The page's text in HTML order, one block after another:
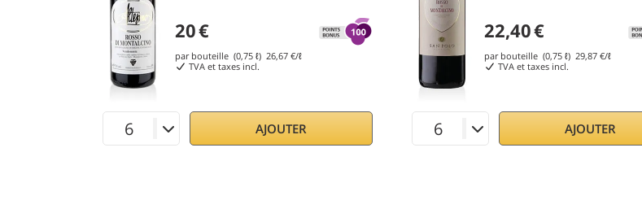
20€
par bouteille (0,75 ℓ) 26,67 €/ℓ
TVA et taxes incl.
AJOUTER
22,40€
par bouteille (0,75 ℓ) 29,87 €/ℓ
TVA et taxes incl.
AJOUTER